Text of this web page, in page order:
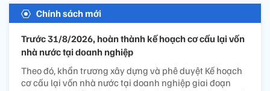
Chính sách mới
Trước 31/8/2026, hoàn thành kế hoạch cơ cấu lại vốn
nhà nước tại doanh nghiệp
Theo đó, khẩn trương xây dựng và phê duyệt Kế hoạch
cơ cấu lại vốn nhà nước tại doanh nghiệp giai đoạn